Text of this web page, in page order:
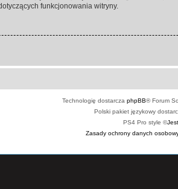
funkcjonowania witryny.
Technologię dostarcza phpBB® Forum
Polski pakiet językowy
PS4 Pro style ©
Zasady ochrony danych